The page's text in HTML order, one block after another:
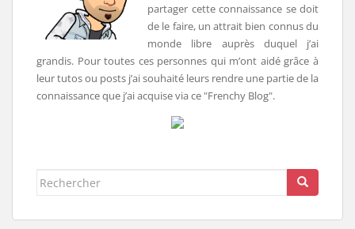
partager cette connaissance se doit
de le faire, un attrait bien connus du
monde libre auprès duquel j’ai
grandis. Pour toutes ces personnes qui m’ont aidé grâce à
leur tutos ou posts j’ai souhaité leurs rendre une partie de la
connaissance que j’ai acquise via ce "Frenchy Blog".
Rechercher...